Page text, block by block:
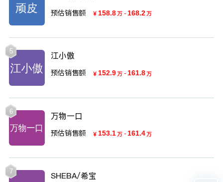
预估销售额 ￥ 158.8万 - 168.2万
5 江小傲
预估销售额 ￥ 152.9万 - 161.8万
6 万物一口
预估销售额 ￥ 153.1万 - 161.4万
7 SHEBA/希宝